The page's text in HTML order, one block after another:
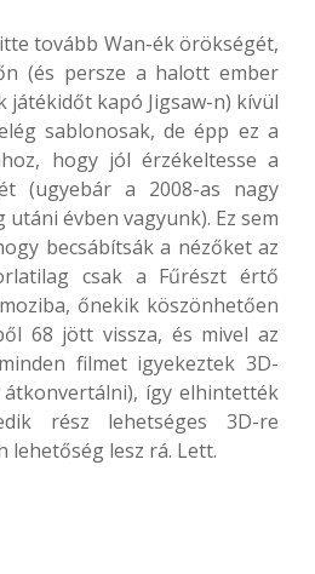
tovább Wan-ék örökségét,
(és persze a halott ember
játékidőt kapó Jigsaw-n) kívül
sablonosak, de épp ez a
hogy jól érzékeltesse a
(ugyebár a 2008-as nagy
utáni évben vagyunk). Ez sem
becsábítsák a nézőket az
csak a Fűrészt értő
őnekik köszönhetően
68 jött vissza, és mivel az
filmet igyekeztek 3D-
így elhintették
rész lehetséges 3D-re
lehetőség lesz rá. Lett.